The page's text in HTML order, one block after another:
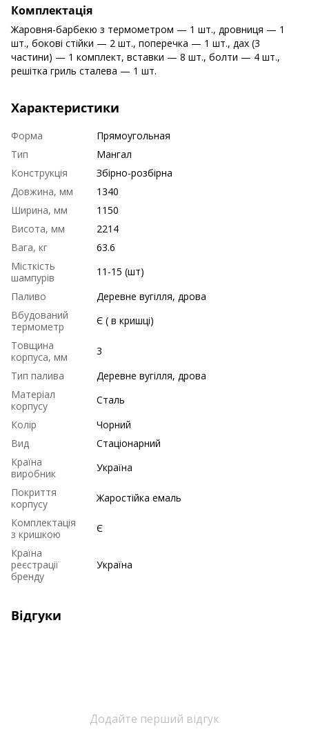
Комплектація
Жаровня-барбекю з термометром — 1 шт., дровниця — 1
шт., бокові стійки — 2 шт., поперечка — 1 шт., дах (3
частини) — 1 комплект, вставки — 8 шт., болти — 4 шт.,
решітка гриль сталева — 1 шт.
Характеристики
Форма
Прямоугольная
Тип
Мангал
Конструкція
Збірно-розбірна
Довжина, мм
1340
Ширина, мм
1150
Висота, мм
2214
Вага, кг
63.6
Місткість
шампурів
11-15 (шт)
Паливо
Деревне вугілля, дрова
Вбудований
термометр
Є ( в кришці)
Товщина
корпуса, мм
3
Тип палива
Деревне вугілля, дрова
Матеріал
корпусу
Сталь
Колір
Чорний
Вид
Стаціонарний
Країна
виробник
Україна
Покриття
корпусу
Жаростійка емаль
Комплектація
з кришкою
Є
Країна
реєстрації
бренду
Україна
Відгуки
Додайте перший відгук